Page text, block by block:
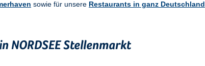
sowie für unsere Restaurants in ganz Deutschland
NORDSEE Stellenmarkt